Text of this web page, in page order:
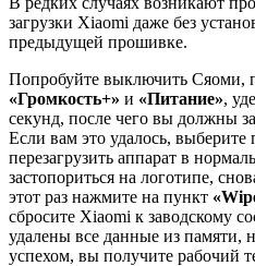
загрузки Xiaomi даже без
предыдущей прошивке.
Попробуйте выключить Сяоми,
«Громкость+» и «Питание»,
секунд, после чего вы должны
Если вам это удалось, выберите
перезагрузить аппарат в
застопориться на логотипе,
этот раз нажмите на пункт
сбросите Xiaomi к заводскому
удалены все данные из памяти,
успехом, вы получите рабочий